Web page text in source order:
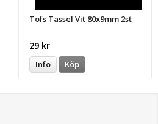
Tofs Tassel Vit 80x9mm 2st
29 kr
Info Köp